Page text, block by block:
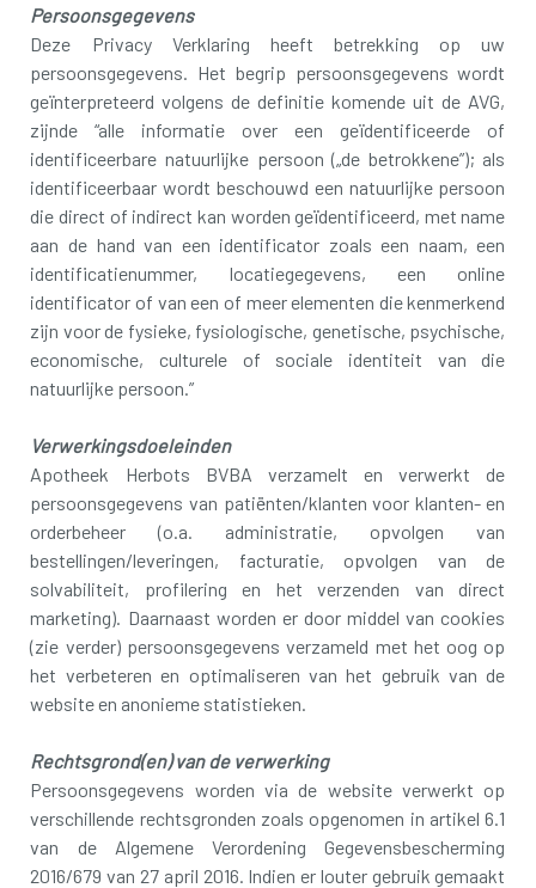
Persoonsgegevens
Deze Privacy Verklaring heeft betrekking op uw
persoonsgegevens. Het begrip persoonsgegevens wordt
geïnterpreteerd volgens de definitie komende uit de AVG,
zijnde “alle informatie over een geïdentificeerde of
identificeerbare natuurlijke persoon („de betrokkene”); als
identificeerbaar wordt beschouwd een natuurlijke persoon
die direct of indirect kan worden geïdentificeerd, met name
aan de hand van een identificator zoals een naam, een
identificatienummer, locatiegegevens, een online
identificator of van een of meer elementen die kenmerkend
zijn voor de fysieke, fysiologische, genetische, psychische,
economische, culturele of sociale identiteit van die
natuurlijke persoon.”
Verwerkingsdoeleinden
Apotheek Herbots BVBA verzamelt en verwerkt de
persoonsgegevens van patiënten/klanten voor klanten- en
orderbeheer (o.a. administratie, opvolgen van
bestellingen/leveringen, facturatie, opvolgen van de
solvabiliteit, profilering en het verzenden van direct
marketing). Daarnaast worden er door middel van cookies
(zie verder) persoonsgegevens verzameld met het oog op
het verbeteren en optimaliseren van het gebruik van de
website en anonieme statistieken.
Rechtsgrond(en) van de verwerking
Persoonsgegevens worden via de website verwerkt op
verschillende rechtsgronden zoals opgenomen in artikel 6.1
van de Algemene Verordening Gegevensbescherming
2016/679 van 27 april 2016. Indien er louter gebruik gemaakt